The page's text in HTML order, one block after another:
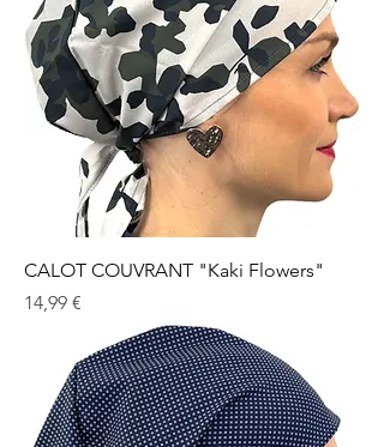
CALOT COUVRANT "Kaki Flowers"
Prix
14,99 €